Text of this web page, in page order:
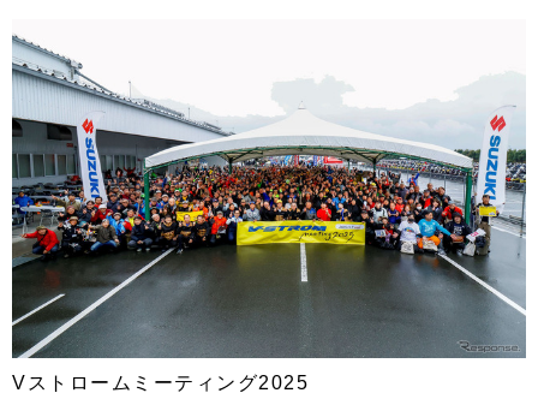
Vストロームミーティング2025